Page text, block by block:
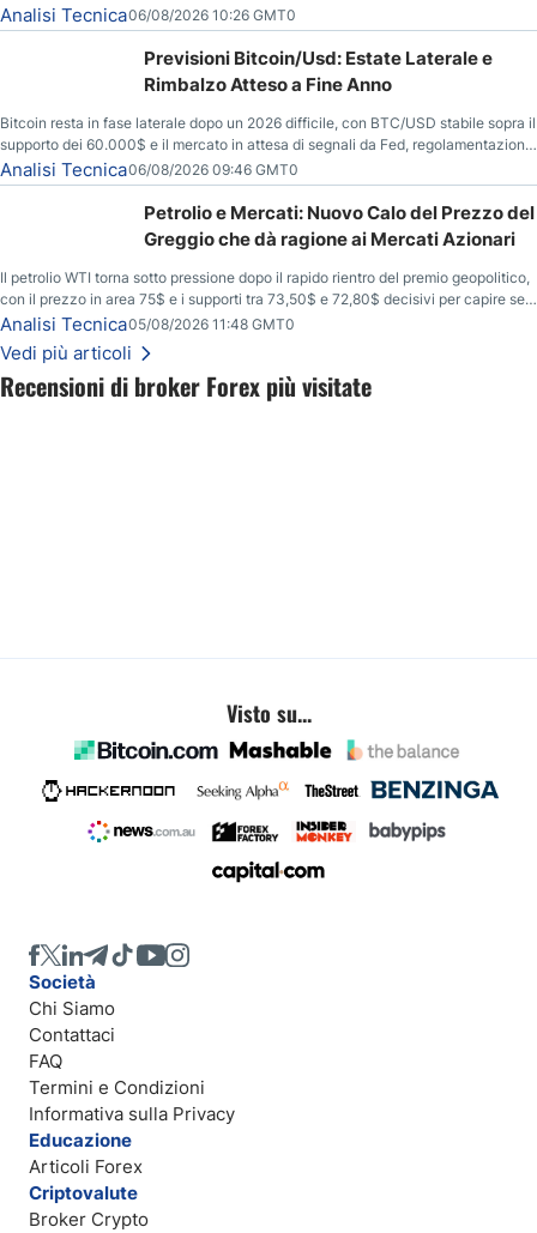
Recensioni di broker Forex più visitate
energetiche, e dai timori di deficit produttivo dal 2028.
Analisi Tecnica06/08/2026 10:26 GMT0
Previsioni Bitcoin/Usd: Estate Laterale e
Rimbalzo Atteso a Fine Anno
Bitcoin resta in fase laterale dopo un 2026 difficile, con BTC/USD stabile sopra il
supporto dei 60.000$ e il mercato in attesa di segnali da Fed, regolamentazione
USA ed elezioni di medio termine.
Analisi Tecnica06/08/2026 09:46 GMT0
Petrolio e Mercati: Nuovo Calo del Prezzo del
Greggio che dà ragione ai Mercati Azionari
Il petrolio WTI torna sotto pressione dopo il rapido rientro del premio geopolitico,
con il prezzo in area 75$ e i supporti tra 73,50$ e 72,80$ decisivi per capire se il
ribasso potrà estendersi verso quota 70$.
Analisi Tecnica05/08/2026 11:48 GMT0
Vedi più articoli
Visto su...
Società
Chi Siamo
Contattaci
FAQ
Termini e Condizioni
Informativa sulla Privacy
Educazione
Articoli Forex
Criptovalute
Broker Crypto